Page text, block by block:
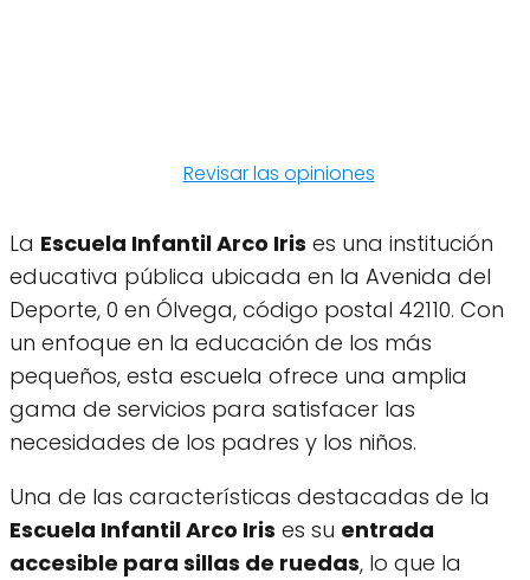
Revisar las opiniones
La Escuela Infantil Arco Iris es una institución
educativa pública ubicada en la Avenida del
Deporte, 0 en Ólvega, código postal 42110. Con
un enfoque en la educación de los más
pequeños, esta escuela ofrece una amplia
gama de servicios para satisfacer las
necesidades de los padres y los niños.
Una de las características destacadas de la
Escuela Infantil Arco Iris es su entrada
accesible para sillas de ruedas, lo que la